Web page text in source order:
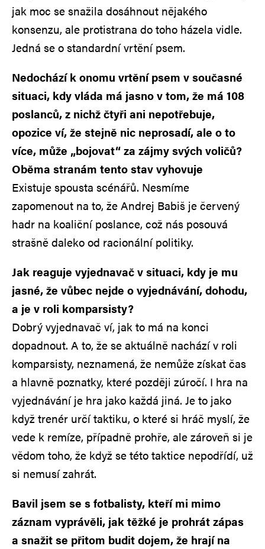
jak moc se snažila dosáhnout nějakého
konsenzu, ale protistrana do toho házela vidle.
Jedná se o standardní vrtění psem.
Nedochází k onomu vrtění psem v současné
situaci, kdy vláda má jasno v tom, že má 108
poslanců, z nichž čtyři ani nepotřebuje,
opozice ví, že stejně nic neprosadí, ale o to
více, může „bojovat“ za zájmy svých voličů?
Oběma stranám tento stav vyhovuje
Existuje spousta scénářů. Nesmíme
zapomenout na to, že Andrej Babiš je červený
hadr na koaliční poslance, což nás posouvá
strašně daleko od racionální politiky.
Jak reaguje vyjednavač v situaci, kdy je mu
jasné, že vůbec nejde o vyjednávání, dohodu,
a je v roli komparsisty?
Dobrý vyjednavač ví, jak to má na konci
dopadnout. A to, že se aktuálně nachází v roli
komparsisty, neznamená, že nemůže získat čas
a hlavně poznatky, které později zúročí. I hra na
vyjednávání je hra jako každá jiná. Je to jako
když trenér určí taktiku, o které si hráč myslí, že
vede k remíze, případně prohře, ale zároveň si je
vědom toho, že když se této taktice nepodřídí, už
si nemusí zahrát.
Bavil jsem se s fotbalisty, kteří mi mimo
záznam vyprávěli, jak těžké je prohrát zápas
a snažit se přitom budit dojem, že hrají na